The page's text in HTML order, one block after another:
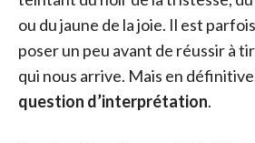
ou du jaune de la joie. Il est
poser un peu avant de réussir à
qui nous arrive. Mais en
question d’interprétation.